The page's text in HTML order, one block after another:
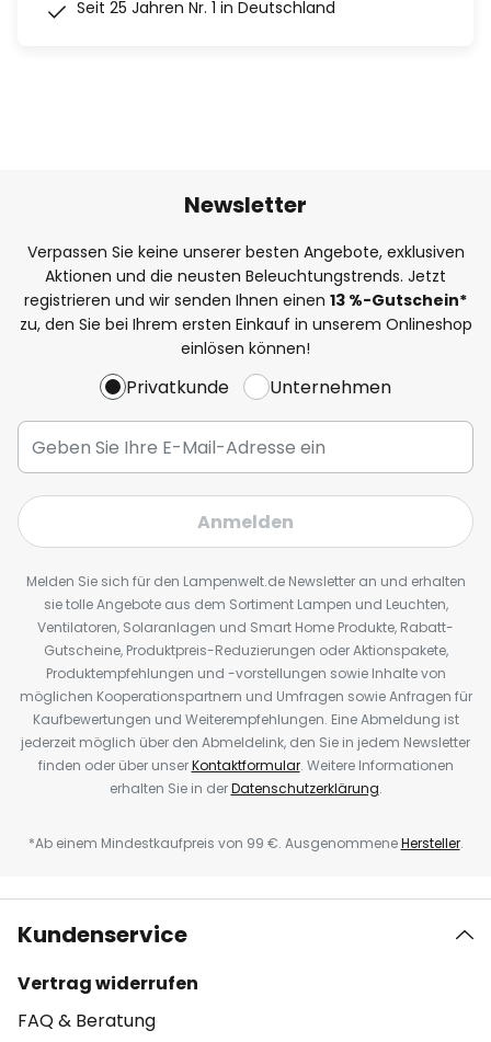
Seit 25 Jahren Nr. 1 in Deutschland
Newsletter
Verpassen Sie keine unserer besten Angebote, exklusiven
Aktionen und die neusten Beleuchtungstrends. Jetzt
registrieren und wir senden Ihnen einen 13 %-Gutschein*
zu, den Sie bei Ihrem ersten Einkauf in unserem Onlineshop
einlösen können!
Privatkunde Unternehmen
Anmelden
Melden Sie sich für den Lampenwelt.de Newsletter an und erhalten
sie tolle Angebote aus dem Sortiment Lampen und Leuchten,
Ventilatoren, Solaranlagen und Smart Home Produkte, Rabatt-
Gutscheine, Produktpreis-Reduzierungen oder Aktionspakete,
Produktempfehlungen und -vorstellungen sowie Inhalte von
möglichen Kooperationspartnern und Umfragen sowie Anfragen für
Kaufbewertungen und Weiterempfehlungen. Eine Abmeldung ist
jederzeit möglich über den Abmeldelink, den Sie in jedem Newsletter
finden oder über unserKontaktformular. Weitere Informationen
erhalten Sie in derDatenschutzerklärung.
*Ab einem Mindestkaufpreis von 99 €. AusgenommeneHersteller.
Kundenservice
Vertrag widerrufen
FAQ & Beratung